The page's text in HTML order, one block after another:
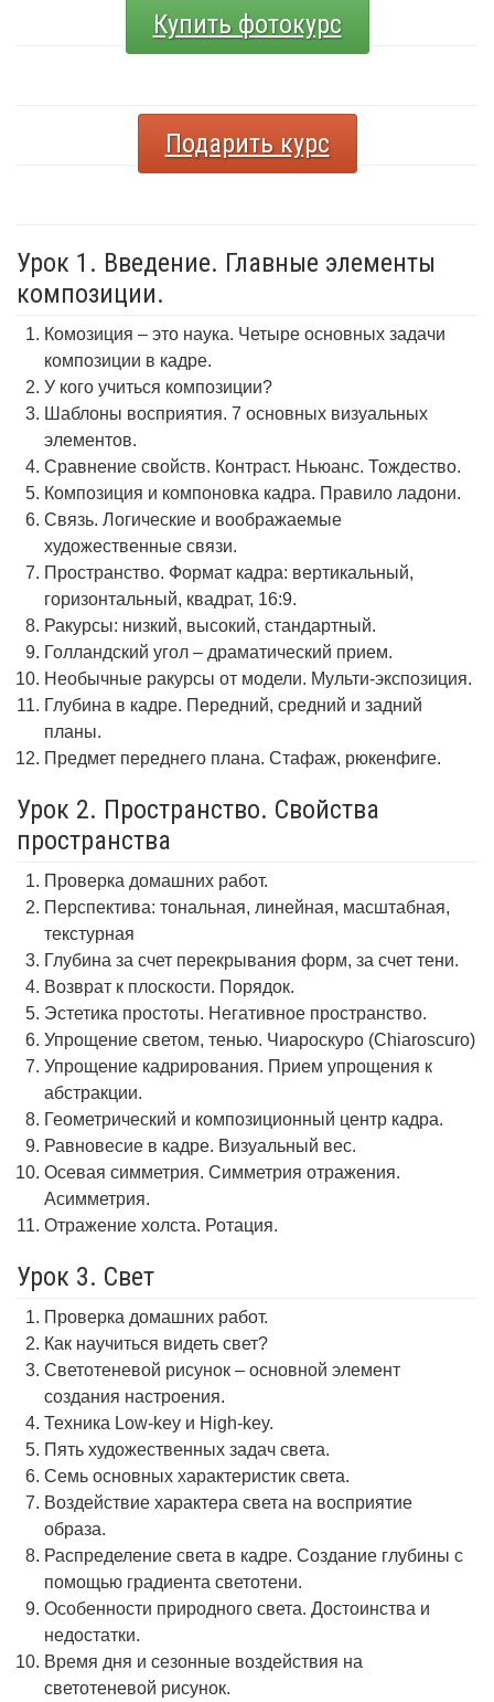
Купить фотокурс
Подарить курс
Урок 1. Введение. Главные элементы
композиции.
Комозиция – это наука. Четыре основных задачи
композиции в кадре.
У кого учиться композиции?
Шаблоны восприятия. 7 основных визуальных
элементов.
Сравнение свойств. Контраст. Ньюанс. Тождество.
Композиция и компоновка кадра. Правило ладони.
Связь. Логические и воображаемые
художественные связи.
Пространство. Формат кадра: вертикальный,
горизонтальный, квадрат, 16:9.
Ракурсы: низкий, высокий, стандартный.
Голландский угол – драматический прием.
Необычные ракурсы от модели. Мульти-экспозиция.
Глубина в кадре. Передний, средний и задний
планы.
Предмет переднего плана. Стафаж, рюкенфиге.
Урок 2. Пространство. Свойства
пространства
Проверка домашних работ.
Перспектива: тональная, линейная, масштабная,
текстурная
Глубина за счет перекрывания форм, за счет тени.
Возврат к плоскости. Порядок.
Эстетика простоты. Негативное пространство.
Упрощение светом, тенью. Чиароскуро (Chiaroscuro)
Упрощение кадрирования. Прием упрощения к
абстракции.
Геометрический и композиционный центр кадра.
Равновесие в кадре. Визуальный вес.
Осевая симметрия. Симметрия отражения.
Асимметрия.
Отражение холста. Ротация.
Урок 3. Свет
Проверка домашних работ.
Как научиться видеть свет?
Светотеневой рисунок – основной элемент
создания настроения.
Техника Low-key и High-key.
Пять художественных задач света.
Семь основных характеристик света.
Воздействие характера света на восприятие
образа.
Распределение света в кадре. Создание глубины с
помощью градиента светотени.
Особенности природного света. Достоинства и
недостатки.
Время дня и сезонные воздействия на
светотеневой рисунок.